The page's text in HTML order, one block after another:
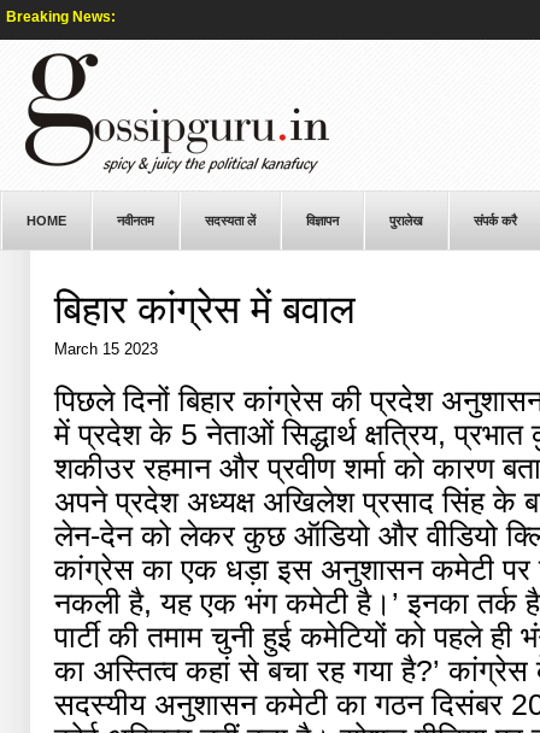
Breaking News:
HOME नवीनतम सदस्यता लें विज्ञापन पुरालेख संपर्क करै
बिहार कांग्रेस में बवाल
March 15 2023
पिछले दिनों बिहार कांग्रेस की प्रदेश
में प्रदेश के 5 नेताओं सिद्धार्थ क्षत्रिय,
शकीउर रहमान और प्रवीण शर्मा को कारण
अपने प्रदेश अध्यक्ष अखिलेश प्रसाद सिंह के
लेन-देन को लेकर कुछ ऑडियो और वीडियो
कांग्रेस का एक धड़ा इस अनुशासन कमेटी पर
नकली है, यह एक भंग कमेटी है।’ इनका तर्क है
पार्टी की तमाम चुनी हुई कमेटियों को पहले
का अस्तित्व कहां से बचा रह गया है?’
सदस्यीय अनुशासन कमेटी का गठन दिसंबर